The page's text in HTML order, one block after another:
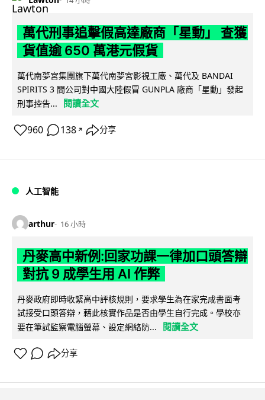
萬代刑事追擊假高達廠商「星動」 查獲
貨值逾 650 萬港元假貨
萬代南夢宮集團旗下萬代南夢宮影視工廠、萬代及 BANDAI
SPIRITS 3 間公司對中國大陸假冒 GUNPLA 廠商「星動」發起
刑事控告...
閱讀全文
960 138 ↗ 分享
人工智能
arthur 16 小時
丹麥高中新例:回家功課一律加口頭答辯
對抗 9 成學生用 AI 作弊
丹麥政府即時收緊高中評核規則，要求學生為在家完成書面考
試接受口頭答辯，藉此核實作品是否由學生自行完成。學校亦
要在筆試監察電腦螢幕、設定網絡防...
閱讀全文
分享